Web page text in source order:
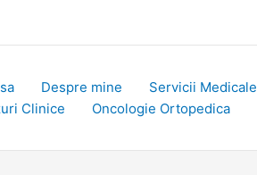
Despre mine Servicii Medicale
Clinice
Oncologie Ortopedica